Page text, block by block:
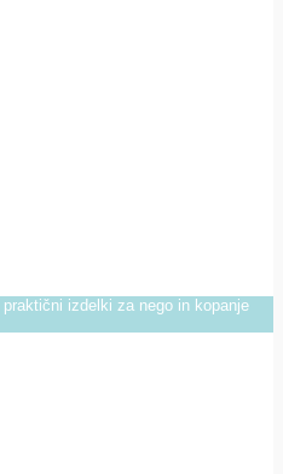
izdelki za nego in kopanje